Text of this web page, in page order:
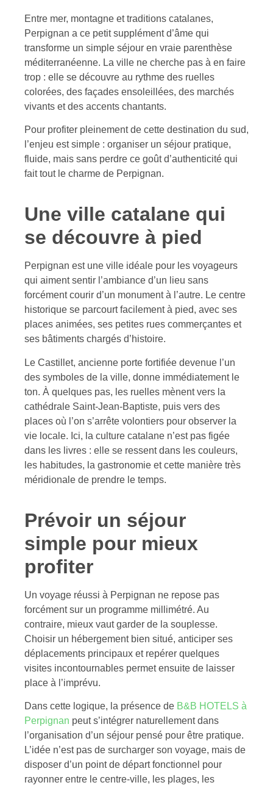
Entre mer, montagne et traditions catalanes,
Perpignan a ce petit supplément d’âme qui
transforme un simple séjour en vraie parenthèse
méditerranéenne. La ville ne cherche pas à en faire
trop : elle se découvre au rythme des ruelles
colorées, des façades ensoleillées, des marchés
vivants et des accents chantants.
Pour profiter pleinement de cette destination du sud,
l’enjeu est simple : organiser un séjour pratique,
fluide, mais sans perdre ce goût d’authenticité qui
fait tout le charme de Perpignan.
Une ville catalane qui
se découvre à pied
Perpignan est une ville idéale pour les voyageurs
qui aiment sentir l’ambiance d’un lieu sans
forcément courir d’un monument à l’autre. Le centre
historique se parcourt facilement à pied, avec ses
places animées, ses petites rues commerçantes et
ses bâtiments chargés d’histoire.
Le Castillet, ancienne porte fortifiée devenue l’un
des symboles de la ville, donne immédiatement le
ton. À quelques pas, les ruelles mènent vers la
cathédrale Saint-Jean-Baptiste, puis vers des
places où l’on s’arrête volontiers pour observer la
vie locale. Ici, la culture catalane n’est pas figée
dans les livres : elle se ressent dans les couleurs,
les habitudes, la gastronomie et cette manière très
méridionale de prendre le temps.
Prévoir un séjour
simple pour mieux
profiter
Un voyage réussi à Perpignan ne repose pas
forcément sur un programme millimétré. Au
contraire, mieux vaut garder de la souplesse.
Choisir un hébergement bien situé, anticiper ses
déplacements principaux et repérer quelques
visites incontournables permet ensuite de laisser
place à l’imprévu.
Dans cette logique, la présence de B&B HOTELS à
Perpignan peut s’intégrer naturellement dans
l’organisation d’un séjour pensé pour être pratique.
L’idée n’est pas de surcharger son voyage, mais de
disposer d’un point de départ fonctionnel pour
rayonner entre le centre-ville, les plages, les